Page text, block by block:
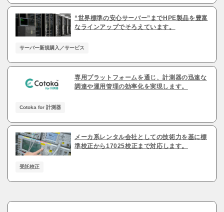
サーバー新規購入／サービス
“世界標準の安心サーバー”までHPE製品を豊富
なラインアップでそろえています。
Cotoka for 計測器
専用プラットフォームを通じ、計測器の迅速な
調達や運用管理の効率化を実現します。
受託校正
メーカ系レンタル会社としての技術力を基に標
準校正から17025校正まで対応します。